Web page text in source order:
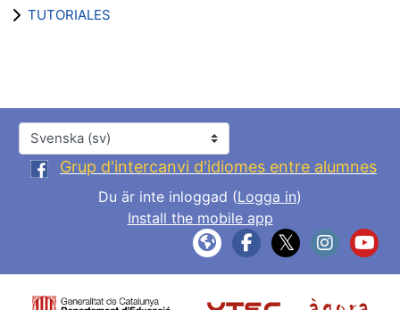
TUTORIALES
Språk
Grup d'intercanvi d'idiomes entre alumnes
Du är inte inloggad (Logga in)
Install the mobile app